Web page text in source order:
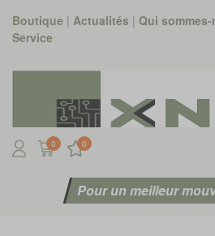
Boutique | Actualités | Qui
Service
0 0
Pour un meilleur